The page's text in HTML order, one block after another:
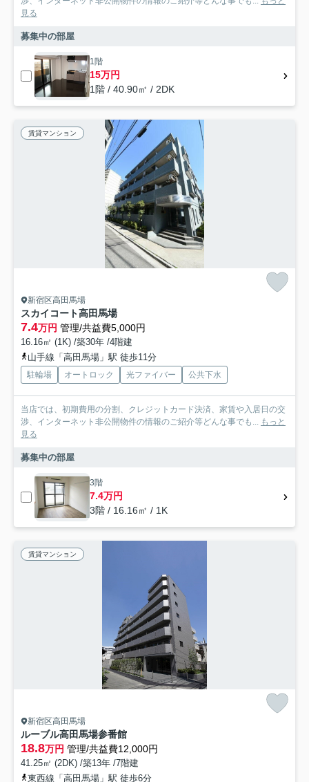
見る
募集中の部屋
1階
15万円
1階 / 40.90㎡ / 2DK
賃貸マンション
新宿区高田馬場
スカイコート高田馬場
7.4万円 管理/共益費5,000円
16.16㎡ (1K) /築30年 /4階建
山手線「高田馬場」駅 徒歩11分
駐輪場 オートロック 光ファイバー 公共下水
当店では、初期費用の分割、クレジットカード決済、家賃や入居日の交
渉、インターネット非公開物件の情報のご紹介等どんな事でも... もっと
見る
募集中の部屋
3階
7.4万円
3階 / 16.16㎡ / 1K
賃貸マンション
新宿区高田馬場
ルーブル高田馬場参番館
18.8万円 管理/共益費12,000円
41.25㎡ (2DK) /築13年 /7階建
東西線「高田馬場」駅 徒歩6分